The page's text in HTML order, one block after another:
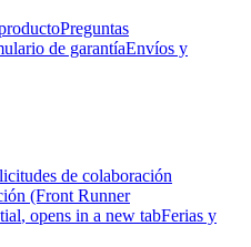
Preguntas
de garantíaEnvíos y
de colaboración
(Front Runner
, opens in a new tabFerias y